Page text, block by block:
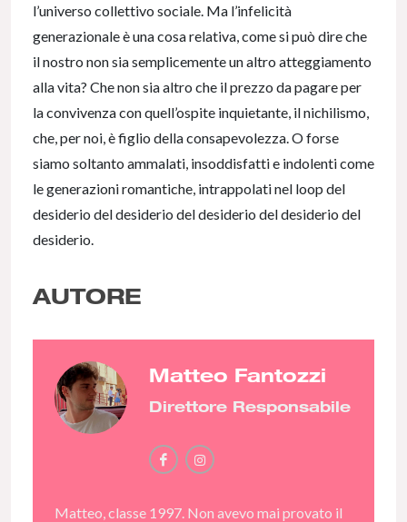
l’universo collettivo sociale. Ma l’infelicità
generazionale è una cosa relativa, come si può dire che
il nostro non sia semplicemente un altro atteggiamento
alla vita? Che non sia altro che il prezzo da pagare per
la convivenza con quell’ospite inquietante, il nichilismo,
che, per noi, è figlio della consapevolezza. O forse
siamo soltanto ammalati, insoddisfatti e indolenti come
le generazioni romantiche, intrappolati nel loop del
desiderio del desiderio del desiderio del desiderio del
desiderio.
AUTORE
Matteo Fantozzi
Direttore Responsabile
Matteo, classe 1997. Non avevo mai provato il